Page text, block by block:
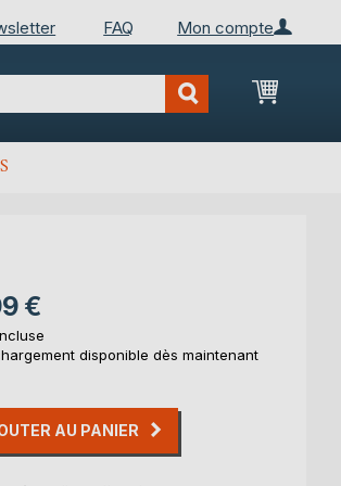
Mon compte
FAQ
Mon
€
disponible dès maintenant
AU PANIER